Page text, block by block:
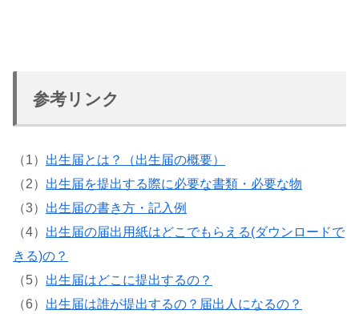
参考リンク
（1） 出生届とは？（出生届の概要）
（2） 出生届を提出する際に必要な書類・必要な物
（3） 出生届の書き方・記入例
（4） 出生届の届出用紙はどこでもらえる(ダウンロードで
きる)の？
（5） 出生届はどこに提出するの？
（6） 出生届は誰が提出するの？届出人になるの？